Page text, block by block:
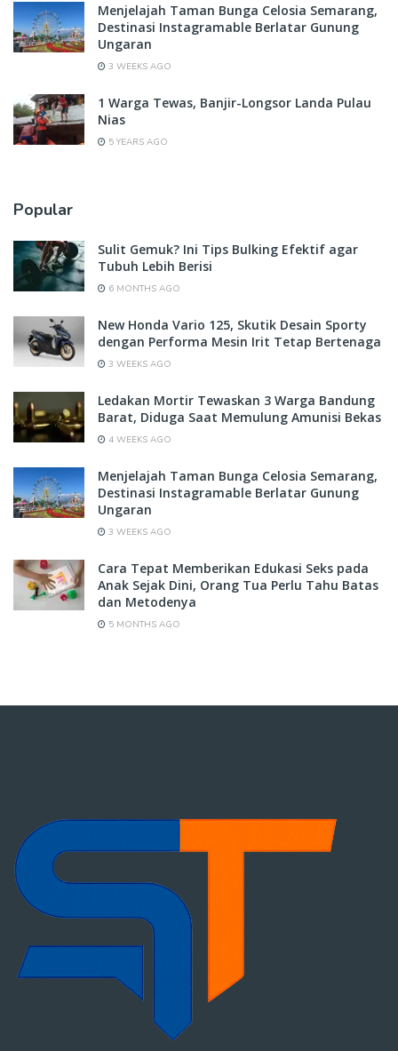
Menjelajah Taman Bunga Celosia Semarang,
Destinasi Instagramable Berlatar Gunung
Ungaran
3 WEEKS AGO
1 Warga Tewas, Banjir-Longsor Landa Pulau
Nias
5 YEARS AGO
Popular
Sulit Gemuk? Ini Tips Bulking Efektif agar
Tubuh Lebih Berisi
6 MONTHS AGO
New Honda Vario 125, Skutik Desain Sporty
dengan Performa Mesin Irit Tetap Bertenaga
3 WEEKS AGO
Ledakan Mortir Tewaskan 3 Warga Bandung
Barat, Diduga Saat Memulung Amunisi Bekas
4 WEEKS AGO
Menjelajah Taman Bunga Celosia Semarang,
Destinasi Instagramable Berlatar Gunung
Ungaran
3 WEEKS AGO
Cara Tepat Memberikan Edukasi Seks pada
Anak Sejak Dini, Orang Tua Perlu Tahu Batas
dan Metodenya
5 MONTHS AGO